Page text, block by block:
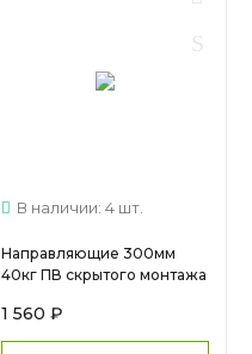
В наличии: 4 шт.
Направляющие 300мм
40кг ПВ скрытого монтажа
(SS10300H1)арт.16247 МС
1225
1 560 ₽